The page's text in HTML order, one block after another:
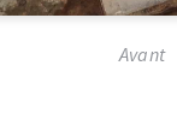
Avant